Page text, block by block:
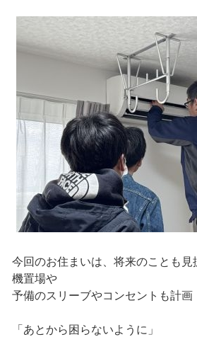
今回のお住まいは、将来のことも見
機置場や
予備のスリーブやコンセントも計画
「あとから困らないように」